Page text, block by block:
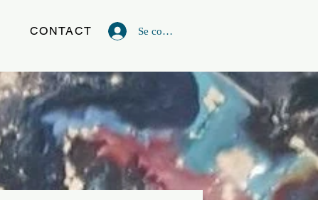
CONTACT Se connecter